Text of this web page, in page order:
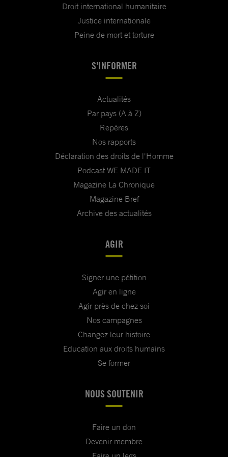
Droit international humanitaire
Justice internationale
Peine de mort et torture
S'INFORMER
Actualités
Par pays (A à Z)
Repères
Nos rapports
Déclaration des droits de l'Homme
Podcast WE MADE IT
Magazine La Chronique
Magazine Bref
Archive des actualités
AGIR
Signer une pétition
Agir en ligne
Agir près de chez soi
Nos campagnes
Changez leur histoire
Education aux droits humains
Se former
NOUS SOUTENIR
Faire un don
Devenir membre